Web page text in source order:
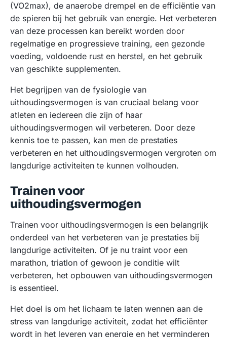
(VO2max), de anaerobe drempel en de efficiëntie van
de spieren bij het gebruik van energie. Het verbeteren
van deze processen kan bereikt worden door
regelmatige en progressieve training, een gezonde
voeding, voldoende rust en herstel, en het gebruik
van geschikte supplementen.
Het begrijpen van de fysiologie van
uithoudingsvermogen is van cruciaal belang voor
atleten en iedereen die zijn of haar
uithoudingsvermogen wil verbeteren. Door deze
kennis toe te passen, kan men de prestaties
verbeteren en het uithoudingsvermogen vergroten om
langdurige activiteiten te kunnen volhouden.
Trainen voor
uithoudingsvermogen
Trainen voor uithoudingsvermogen is een belangrijk
onderdeel van het verbeteren van je prestaties bij
langdurige activiteiten. Of je nu traint voor een
marathon, triatlon of gewoon je conditie wilt
verbeteren, het opbouwen van uithoudingsvermogen
is essentieel.
Het doel is om het lichaam te laten wennen aan de
stress van langdurige activiteit, zodat het efficiënter
wordt in het leveren van energie en het verminderen